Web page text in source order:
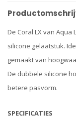
De Coral LX van
silicone gelaatstuk.
gemaakt van
De dubbele silicone
betere pasvorm.
SPECIFICATIES